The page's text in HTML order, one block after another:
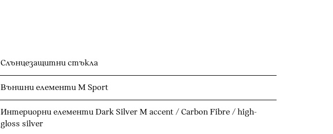
Слънцезащитни стъкла
Външни елементи M Sport
Интериорни елементи Dark Silver M accent / Carbon Fibre / high-
gloss silver